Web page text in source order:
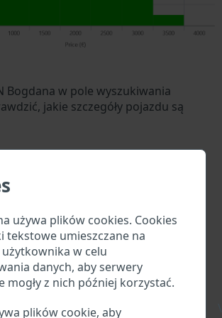
używa plików cookies. Cookies
tekstowe umieszczane na
w celu
danych, aby serwery
mogły z nich później korzystać.
plików cookie, aby
Bogdana w pole wyszukiwania
jakie szczegóły pojazdu są
numer VIN
przypisuje każdemu
identyfikator zwany numerem
(VIN). Numer VIN składa się z
z liter i cyfr zawierających
o pojeździe.